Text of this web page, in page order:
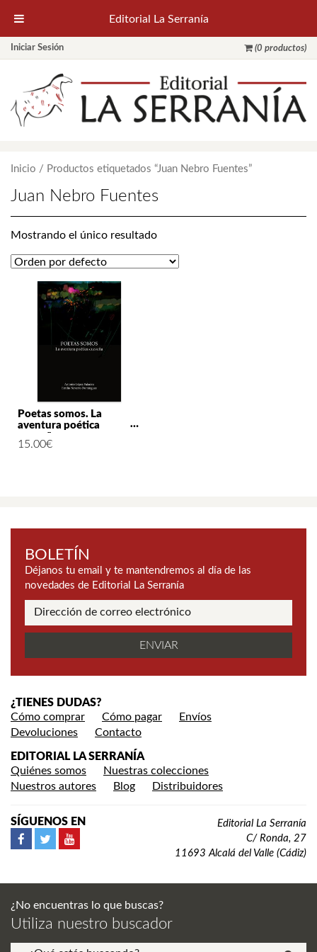
Iniciar Sesión (0 productos)
Inicio / Productos etiquetados “Juan Nebro Fuentes”
Juan Nebro Fuentes
Mostrando el único resultado
Poetas somos. La
aventura poética
cueveña
15.00€
BOLETÍN
Déjanos tu email y te mantendremos al día de las
novedades de Editorial La Serranía
¿TIENES DUDAS?
Cómo comprar
Cómo pagar
Envíos
Devoluciones
Contacto
EDITORIAL LA SERRANÍA
Quiénes somos
Nuestras colecciones
Nuestros autores
Blog Distribuidores
SÍGUENOS EN
Editorial La Serranía
C/ Ronda, 27
11693 Alcalá del Valle (Cádiz)
¿No encuentras lo que buscas?
Utiliza nuestro buscador
Editorial La Serranía